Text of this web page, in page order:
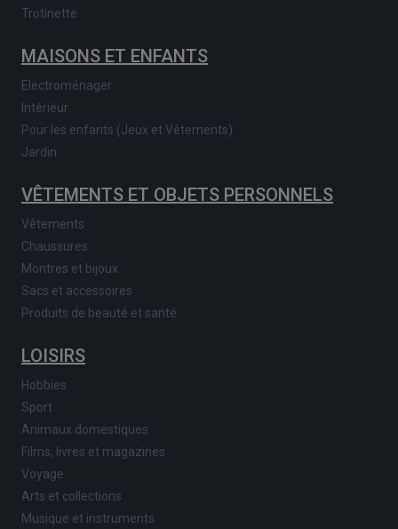
Trotinette
MAISONS ET ENFANTS
Electroménager
Intérieur
Pour les enfants (Jeux et Vêtements)
Jardin
VÊTEMENTS ET OBJETS PERSONNELS
Vêtements
Chaussures
Montres et bijoux
Sacs et accessoires
Produits de beauté et santé
LOISIRS
Hobbies
Sport
Animaux domestiques
Films, livres et magazines
Voyage
Arts et collections
Musique et instruments